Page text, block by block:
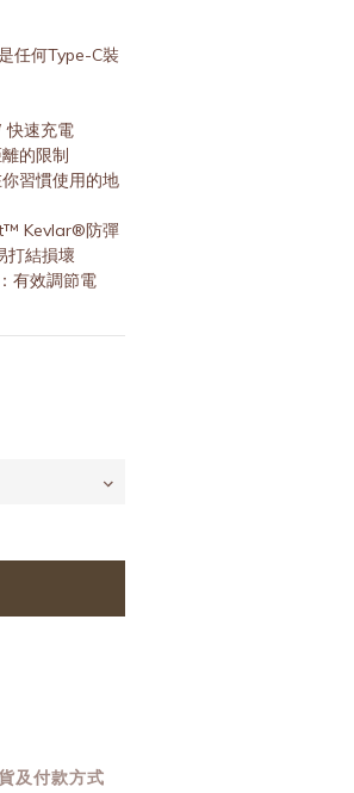
任何Type-C裝
快速充電
的限制
習慣使用的地
Kevlar®防彈
打結損壞
有效調節電
及付款方式